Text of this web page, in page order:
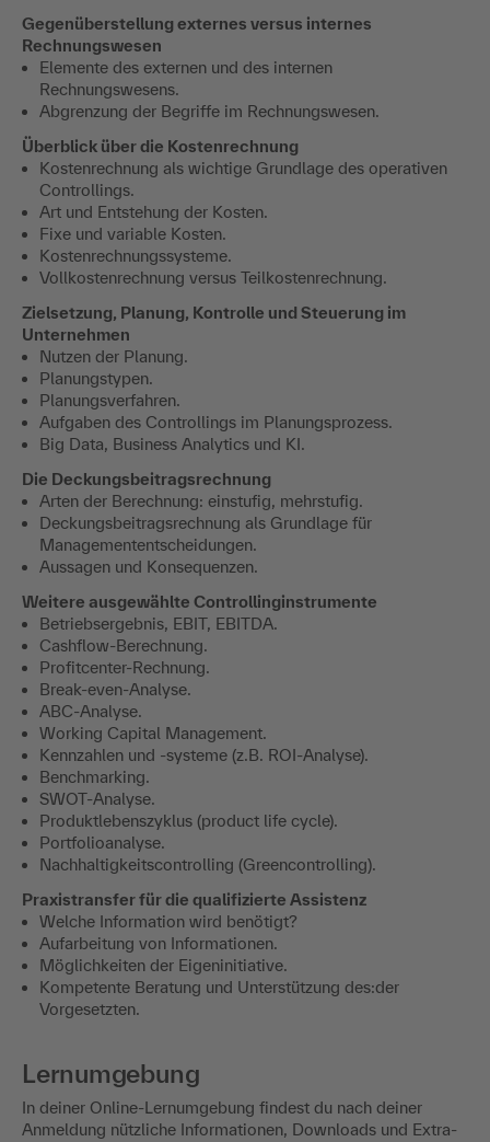
Gegenüberstellung externes versus internes
Rechnungswesen
Elemente des externen und des internen
Rechnungswesens.
Abgrenzung der Begriffe im Rechnungswesen.
Überblick über die Kostenrechnung
Kostenrechnung als wichtige Grundlage des operativen
Controllings.
Art und Entstehung der Kosten.
Fixe und variable Kosten.
Kostenrechnungssysteme.
Vollkostenrechnung versus Teilkostenrechnung.
Zielsetzung, Planung, Kontrolle und Steuerung im
Unternehmen
Nutzen der Planung.
Planungstypen.
Planungsverfahren.
Aufgaben des Controllings im Planungsprozess.
Big Data, Business Analytics und KI.
Die Deckungsbeitragsrechnung
Arten der Berechnung: einstufig, mehrstufig.
Deckungsbeitragsrechnung als Grundlage für
Managemententscheidungen.
Aussagen und Konsequenzen.
Weitere ausgewählte Controllinginstrumente
Betriebsergebnis, EBIT, EBITDA.
Cashflow-Berechnung.
Profitcenter-Rechnung.
Break-even-Analyse.
ABC-Analyse.
Working Capital Management.
Kennzahlen und -systeme (z.B. ROI-Analyse).
Benchmarking.
SWOT-Analyse.
Produktlebenszyklus (product life cycle).
Portfolioanalyse.
Nachhaltigkeitscontrolling (Greencontrolling).
Praxistransfer für die qualifizierte Assistenz
Welche Information wird benötigt?
Aufarbeitung von Informationen.
Möglichkeiten der Eigeninitiative.
Kompetente Beratung und Unterstützung des:der
Vorgesetzten.
Lernumgebung
In deiner Online-Lernumgebung findest du nach deiner
Anmeldung nützliche Informationen, Downloads und Extra-